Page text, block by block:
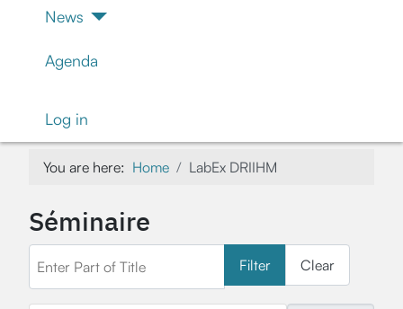
News
Agenda
Log in
You are here: Home LabEx DRIIHM
Séminaire
Filter Clear